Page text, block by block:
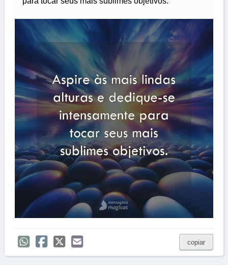
copiar